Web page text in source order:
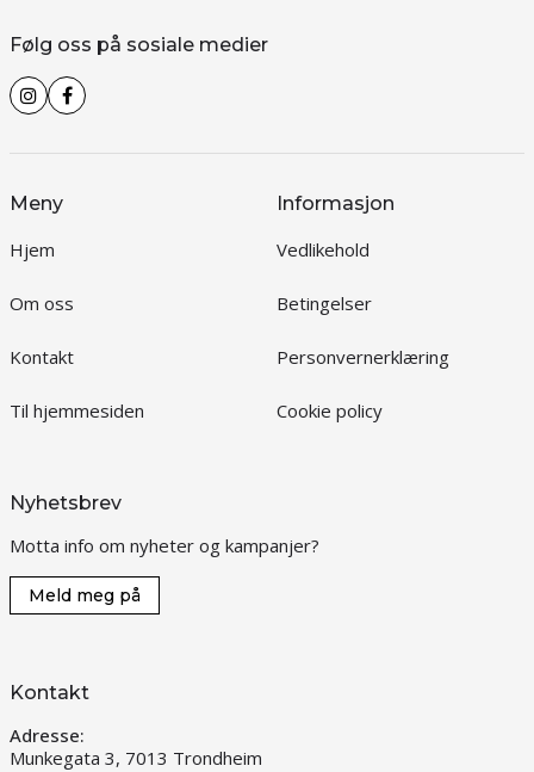
Følg oss på sosiale medier
Meny
Hjem
Om oss
Kontakt
Til hjemmesiden
Informasjon
Vedlikehold
Betingelser
Personvernerklæring
Cookie policy
Nyhetsbrev
Motta info om nyheter og kampanjer?
Meld meg på
Kontakt
Adresse:
Munkegata 3, 7013 Trondheim